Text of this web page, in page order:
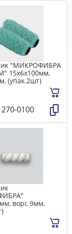
"МИКРОФИБРА
15х6х100мм,
(упак.2шт)
270-0100
ворс 9мм,